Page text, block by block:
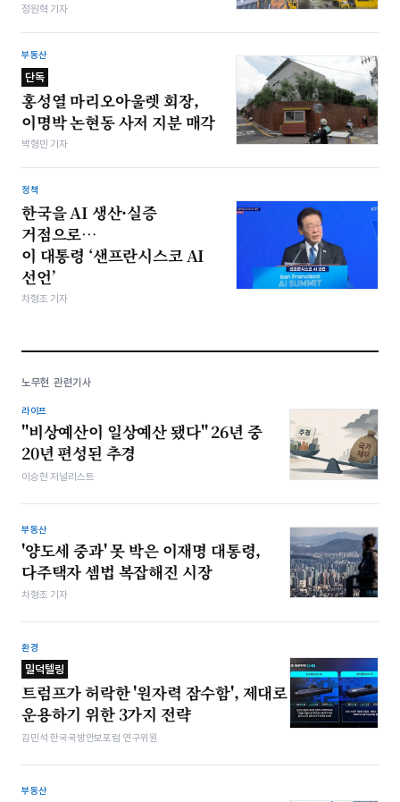
정원혁 기자
부동산
단독
홍성열 마리오아울렛 회장,
이명박 논현동 사저 지분 매각
박형민 기자
정책
한국을 AI 생산·실증
거점으로…
이 대통령 ‘샌프란시스코 AI
선언’
차형조 기자
노무현 관련기사
라이프
"비상예산이 일상예산 됐다" 26년 중
20년 편성된 추경
이승현 저널리스트
부동산
'양도세 중과' 못 박은 이재명 대통령,
다주택자 셈법 복잡해진 시장
차형조 기자
환경
밀덕텔링
트럼프가 허락한 '원자력 잠수함', 제대로
운용하기 위한 3가지 전략
김민석 한국국방안보포럼 연구위원
부동산